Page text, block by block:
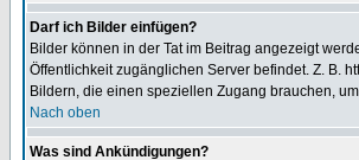
Darf ich Bilder einfügen?
Bilder können in der Tat im Beitrag angezeigt
Öffentlichkeit zugänglichen Server befindet. Z. B.
Bildern, die einen speziellen Zugang brauchen,
Nach oben
Was sind Ankündigungen?